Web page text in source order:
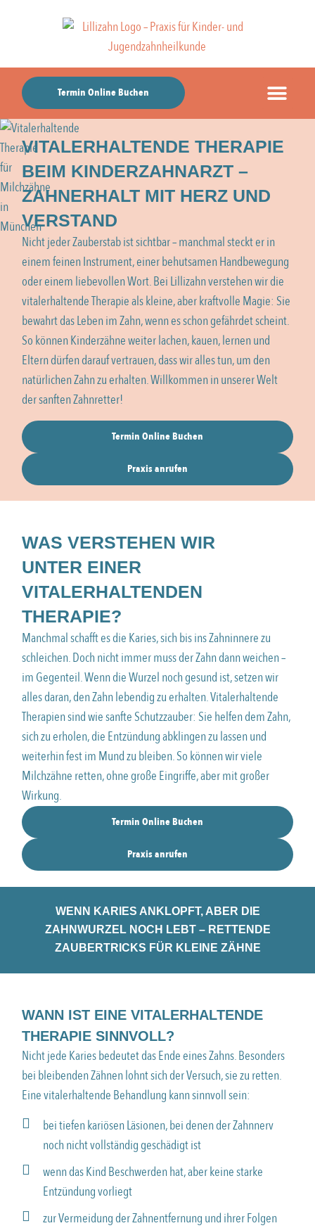
Termin Online Buchen
VITALERHALTENDE THERAPIE
BEIM KINDERZAHNARZT –
ZAHNERHALT MIT HERZ UND
VERSTAND
Nicht jeder Zauberstab ist sichtbar – manchmal steckt er in
einem feinen Instrument, einer behutsamen Handbewegung
oder einem liebevollen Wort. Bei Lillizahn verstehen wir die
vitalerhaltende Therapie als kleine, aber kraftvolle Magie: Sie
bewahrt das Leben im Zahn, wenn es schon gefährdet scheint.
So können Kinderzähne weiter lachen, kauen, lernen und
Eltern dürfen darauf vertrauen, dass wir alles tun, um den
natürlichen Zahn zu erhalten. Willkommen in unserer Welt
der sanften Zahnretter!
Termin Online Buchen
Praxis anrufen
WAS VERSTEHEN WIR
UNTER EINER
VITALERHALTENDEN
THERAPIE?
Manchmal schafft es die Karies, sich bis ins Zahninnere zu
schleichen. Doch nicht immer muss der Zahn dann weichen –
im Gegenteil. Wenn die Wurzel noch gesund ist, setzen wir
alles daran, den Zahn lebendig zu erhalten. Vitalerhaltende
Therapien sind wie sanfte Schutzzauber: Sie helfen dem Zahn,
sich zu erholen, die Entzündung abklingen zu lassen und
weiterhin fest im Mund zu bleiben. So können wir viele
Milchzähne retten, ohne große Eingriffe, aber mit großer
Wirkung.
Termin Online Buchen
Praxis anrufen
WENN KARIES ANKLOPFT, ABER DIE
ZAHNWURZEL NOCH LEBT – RETTENDE
ZAUBERTRICKS FÜR KLEINE ZÄHNE
WANN IST EINE VITALERHALTENDE
THERAPIE SINNVOLL?
Nicht jede Karies bedeutet das Ende eines Zahns. Besonders
bei bleibenden Zähnen lohnt sich der Versuch, sie zu retten.
Eine vitalerhaltende Behandlung kann sinnvoll sein:
bei tiefen kariösen Läsionen, bei denen der Zahnnerv
noch nicht vollständig geschädigt ist
wenn das Kind Beschwerden hat, aber keine starke
Entzündung vorliegt
zur Vermeidung der Zahnentfernung und ihrer Folgen